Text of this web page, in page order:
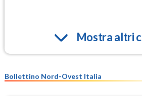
Mostra altri
Bollettino Nord-Ovest Italia